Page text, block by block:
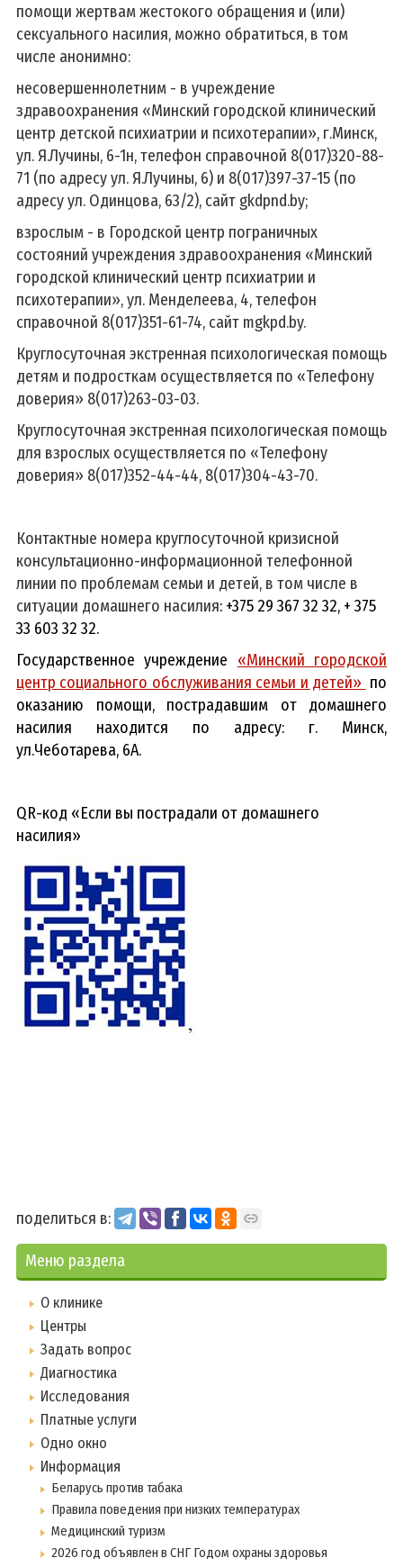
помощи жертвам жестокого обращения и (или)
сексуального насилия, можно обратиться, в том
числе анонимно:
несовершеннолетним - в учреждение
здравоохранения «Минский городской клинический
центр детской психиатрии и психотерапии», г.Минск,
ул. Я.Лучины, 6-1н, телефон справочной 8(017)320-88-
71 (по адресу ул. Я.Лучины, 6) и 8(017)397-37-15 (по
адресу ул. Одинцова, 63/2), сайт gkdpnd.by;
взрослым - в Городской центр пограничных
состояний учреждения здравоохранения «Минский
городской клинический центр психиатрии и
психотерапии», ул. Менделеева, 4, телефон
справочной 8(017)351-61-74, сайт mgkpd.by.
Круглосуточная экстренная психологическая помощь
детям и подросткам осуществляется по «Телефону
доверия» 8(017)263-03-03.
Круглосуточная экстренная психологическая помощь
для взрослых осуществляется по «Телефону
доверия» 8(017)352-44-44, 8(017)304-43-70.
Контактные номера круглосуточной кризисной
консультационно-информационной телефонной
линии по проблемам семьи и детей, в том числе в
ситуации домашнего насилия: +375 29 367 32 32, + 375
33 603 32 32.
Государственное учреждение «Минский городской
центр социального обслуживания семьи и детей» по
оказанию помощи, пострадавшим от домашнего
насилия находится по адресу: г. Минск,
ул.Чеботарева, 6А.
QR-код «Если вы пострадали от домашнего
насилия»
поделиться в:
Меню раздела
О клинике
Центры
Задать вопрос
Диагностика
Исследования
Платные услуги
Одно окно
Информация
Беларусь против табака
Правила поведения при низких температурах
Медицинский туризм
2026 год объявлен в СНГ Годом охраны здоровья